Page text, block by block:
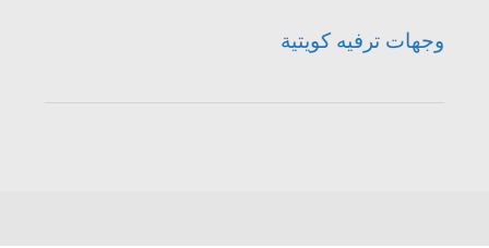
وجهات ترفيه كويتية